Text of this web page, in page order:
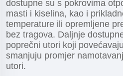
dostupne su s pokrovima
masti i kiselina, kao i
temperature ili opremljene
bez tragova. Daljnje
poprečni utori koji
smanjuju promjer
utori.